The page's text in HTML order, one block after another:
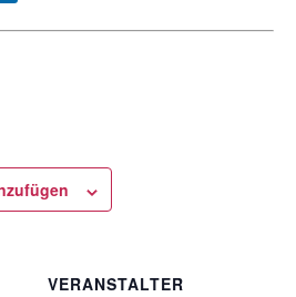
VERANSTALTER